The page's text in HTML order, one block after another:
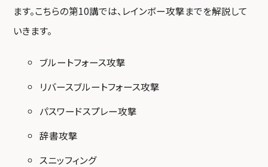
ます。こちらの第10講では、レインボー攻撃までを解説して
いきます。
ブルートフォース攻撃
リバースブルートフォース攻撃
パスワードスプレー攻撃
辞書攻撃
スニッフィング